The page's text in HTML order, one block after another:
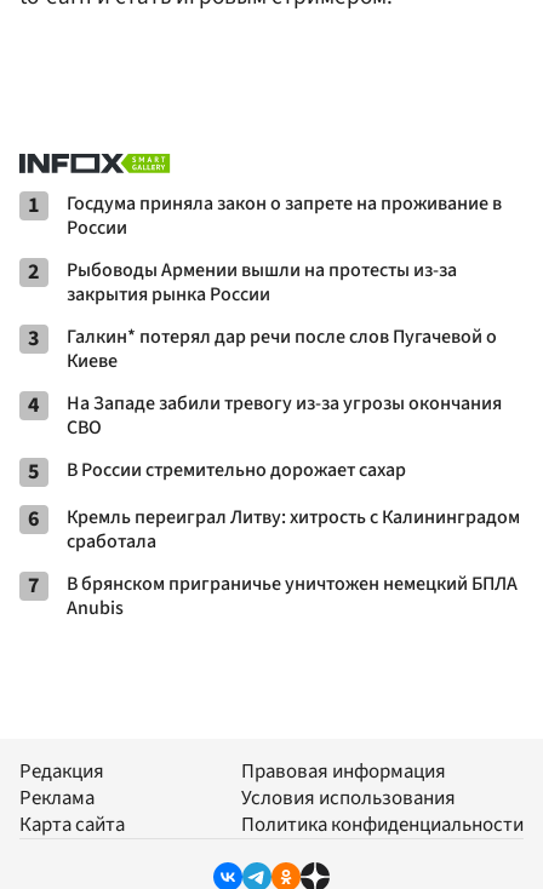
1
Госдума приняла закон о запрете на проживание в
России
2
Рыбоводы Армении вышли на протесты из-за
закрытия рынка России
3
Галкин* потерял дар речи после слов Пугачевой о
Киеве
4
На Западе забили тревогу из-за угрозы окончания
СВО
5 В России стремительно дорожает сахар
6
Кремль переиграл Литву: хитрость с Калининградом
сработала
7
В брянском приграничье уничтожен немецкий БПЛА
Anubis
Редакция
Реклама
Карта сайта
Правовая информация
Условия использования
Политика конфиденциальности